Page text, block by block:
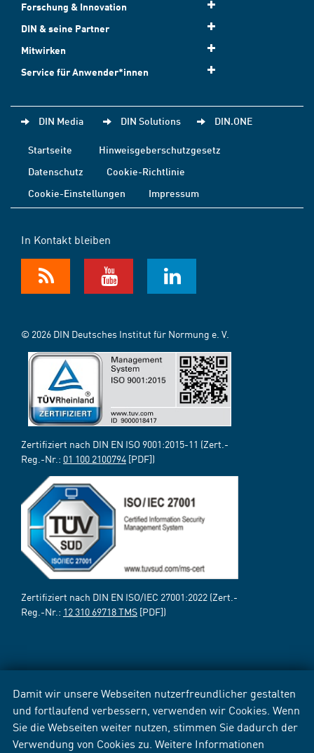
Damit wir unsere Webseiten nutzerfreundlicher gestalten
und fortlaufend verbessern, verwenden wir Cookies. Wenn
Sie die Webseiten weiter nutzen, stimmen Sie dadurch der
Verwendung von Cookies zu. Weitere Informationen
Forschung & Innovation
DIN & seine Partner
Mitwirken
Service für Anwender*innen
DIN Media DIN Solutions DIN.ONE
Startseite
Hinweisgeberschutzgesetz
Datenschutz
Cookie-Richtlinie
Cookie-Einstellungen
Impressum
In Kontakt bleiben
© 2026 DIN Deutsches Institut für Normung e. V.
Zertifiziert nach DIN EN ISO 9001:2015-11 (Zert.-
Reg.-Nr.: 01 100 2100794 [PDF])
Zertifiziert nach DIN EN ISO/IEC 27001:2022 (Zert.-
Reg.-Nr.: 12 310 69718 TMS [PDF])